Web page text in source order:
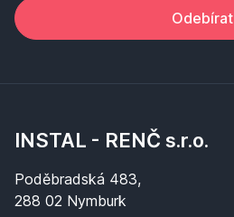
Odebírat
INSTAL - RENČ s.r.o.
Poděbradská 483,
288 02 Nymburk